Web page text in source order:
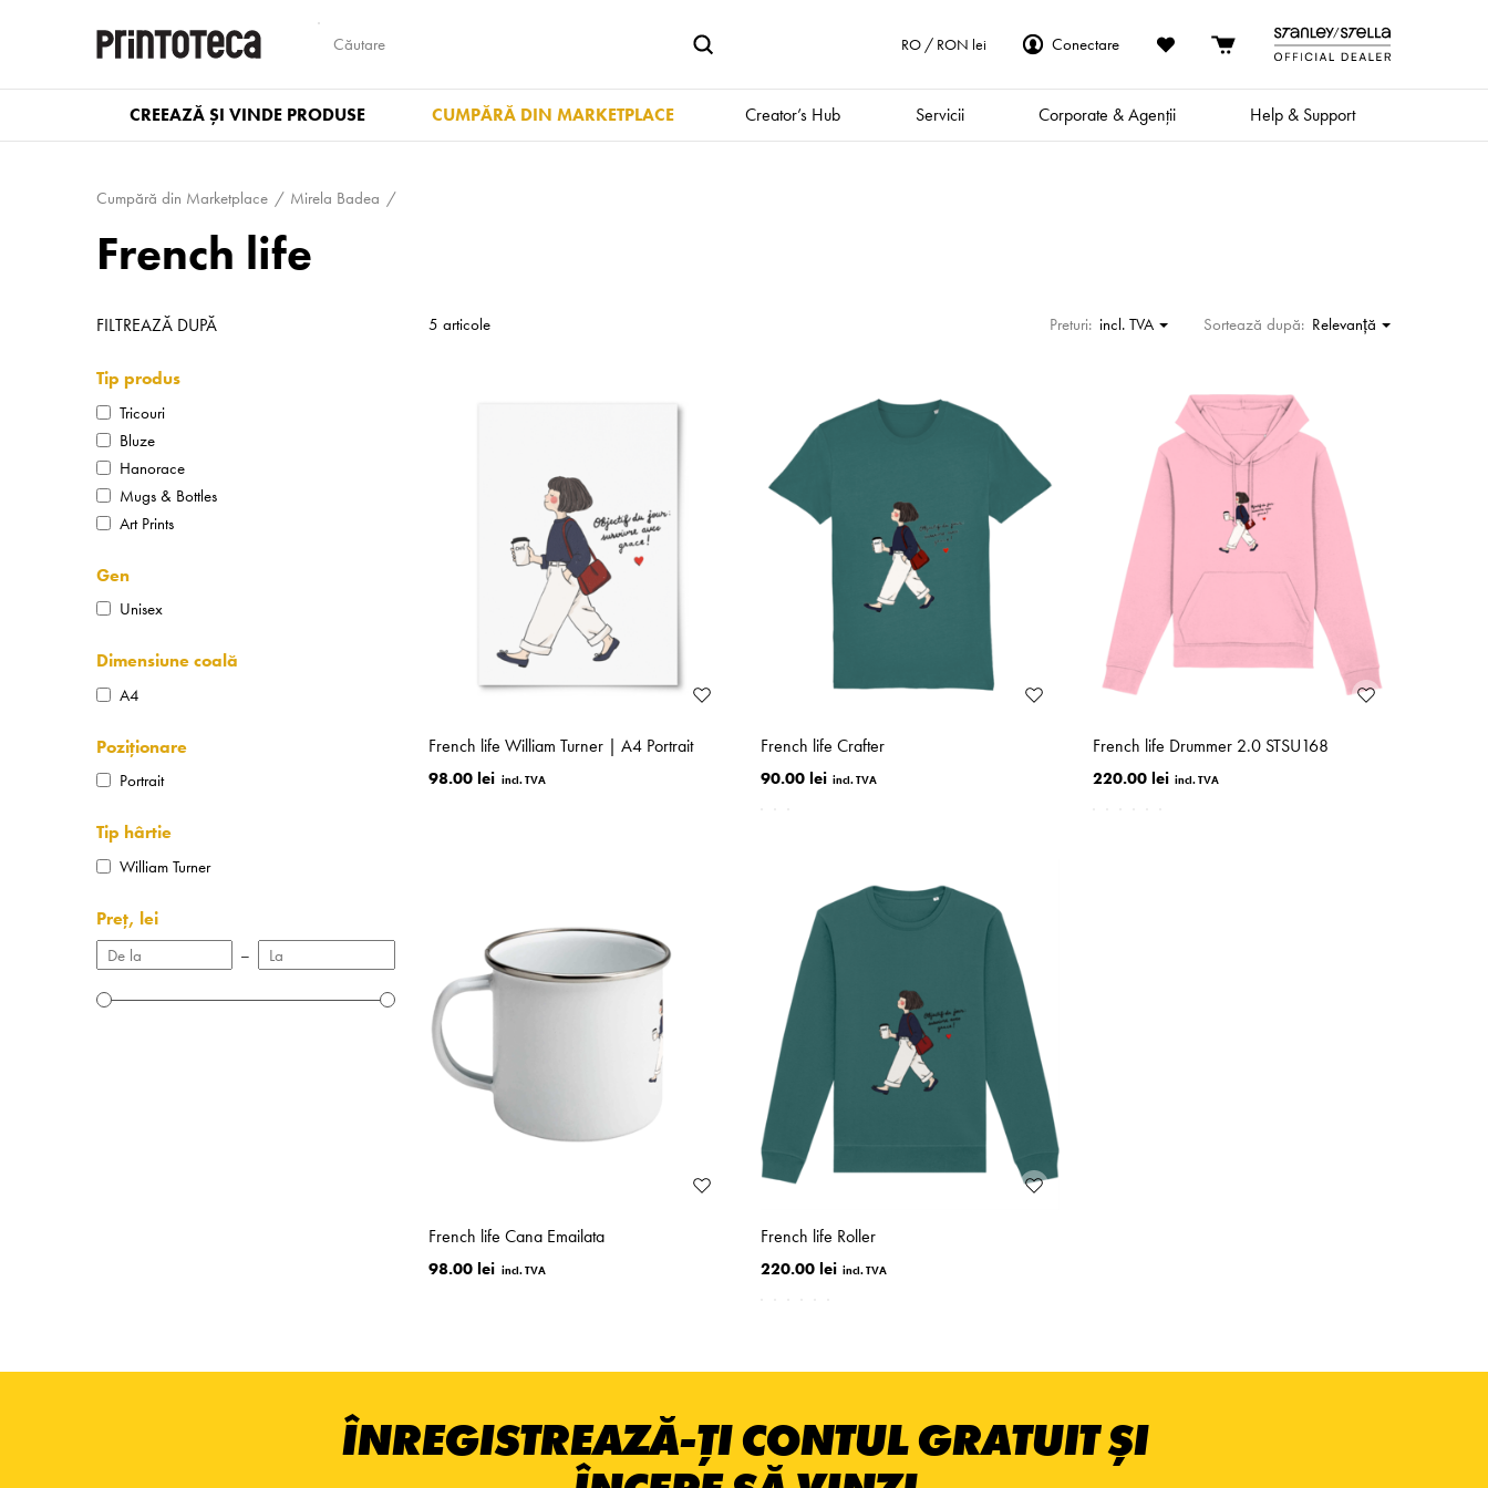
RO / RON lei Conectare
CREEAZĂ ȘI VINDE PRODUSE CUMPĂRĂ DIN MARKETPLACE Creator’s Hub Servicii Corporate & Agenții Help & Support
Cumpără din Marketplace Mirela Badea
French life
FILTREAZĂ DUPĂ
Tip produs
Tricouri
Bluze
Hanorace
Mugs & Bottles
Art Prints
Gen
Unisex
Dimensiune coală
A4
Poziționare
Portrait
Tip hârtie
William Turner
Preț, lei
–
5 articole Preturi: incl. TVA Sortează după: Relevanţă
French life William Turner | A4 Portrait
98.00 lei
French life Crafter
90.00 lei
French life Drummer 2.0 STSU168
220.00 lei
French life Cana Emailata
98.00 lei
French life Roller
220.00 lei
ÎNREGISTREAZĂ-ȚI CONTUL GRATUIT ȘI